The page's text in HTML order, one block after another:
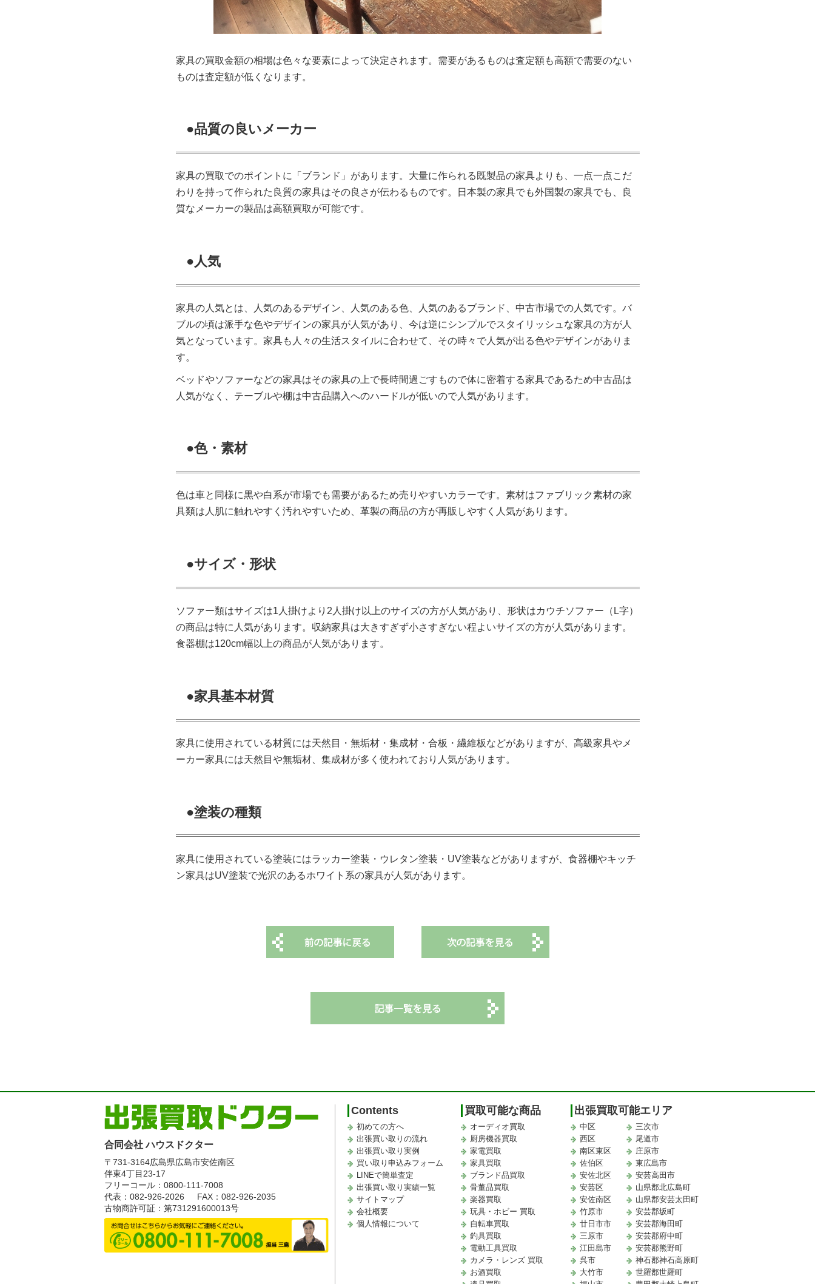
家具の買取金額の相場は色々な要素によって決定されます。需要があるものは査定額も高額で需要のない
ものは査定額が低くなります。
●品質の良いメーカー
家具の買取でのポイントに「ブランド」があります。大量に作られる既製品の家具よりも、一点一点こだ
わりを持って作られた良質の家具はその良さが伝わるものです。日本製の家具でも外国製の家具でも、良
質なメーカーの製品は高額買取が可能です。
●人気
家具の人気とは、人気のあるデザイン、人気のある色、人気のあるブランド、中古市場での人気です。バ
ブルの頃は派手な色やデザインの家具が人気があり、今は逆にシンプルでスタイリッシュな家具の方が人
気となっています。家具も人々の生活スタイルに合わせて、その時々で人気が出る色やデザインがありま
す。
ベッドやソファーなどの家具はその家具の上で長時間過ごすもので体に密着する家具であるため中古品は
人気がなく、テーブルや棚は中古品購入へのハードルが低いので人気があります。
●色・素材
色は車と同様に黒や白系が市場でも需要があるため売りやすいカラーです。素材はファブリック素材の家
具類は人肌に触れやすく汚れやすいため、革製の商品の方が再販しやすく人気があります。
●サイズ・形状
ソファー類はサイズは1人掛けより2人掛け以上のサイズの方が人気があり、形状はカウチソファー（L字）
の商品は特に人気があります。収納家具は大きすぎず小さすぎない程よいサイズの方が人気があります。
食器棚は120cm幅以上の商品が人気があります。
●家具基本材質
家具に使用されている材質には天然目・無垢材・集成材・合板・繊維板などがありますが、高級家具やメ
ーカー家具には天然目や無垢材、集成材が多く使われており人気があります。
●塗装の種類
家具に使用されている塗装にはラッカー塗装・ウレタン塗装・UV塗装などがありますが、食器棚やキッチ
ン家具はUV塗装で光沢のあるホワイト系の家具が人気があります。
合同会社 ハウスドクター
〒731-3164広島県広島市安佐南区
伴東4丁目23-17
フリーコール：0800-111-7008
代表：082-926-2026
FAX：082-926-2035
古物商許可証：第731291600013号
Contents
初めての方へ
出張買い取りの流れ
出張買い取り実例
買い取り申込みフォーム
LINEで簡単査定
出張買い取り実績一覧
サイトマップ
会社概要
個人情報について
買取可能な商品
オーディオ買取
厨房機器買取
家電買取
家具買取
ブランド品買取
骨董品買取
楽器買取
玩具・ホビー 買取
自転車買取
釣具買取
電動工具買取
カメラ・レンズ 買取
お酒買取
出張買取可能エリア
中区
西区
南区東区
佐伯区
安佐北区
安芸区
安佐南区
竹原市
廿日市市
三原市
江田島市
呉市
大竹市
三次市
尾道市
庄原市
東広島市
安芸高田市
山県郡北広島町
山県郡安芸太田町
安芸郡坂町
安芸郡海田町
安芸郡府中町
安芸郡熊野町
神石郡神石高原町
世羅郡世羅町